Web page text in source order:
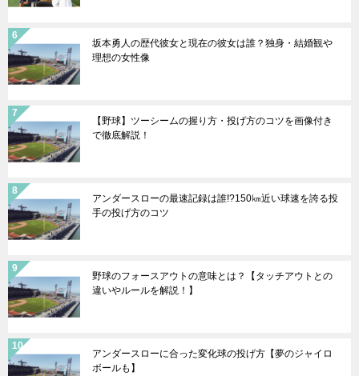
坂本勇人の歴代彼女と現在の彼女は誰？独身・結婚観や
理想の女性像
【野球】ツーシームの握り方・投げ方のコツを画像付き
で徹底解説！
アンダースローの最速記録は誰!?150㎞近い球速を誇る投
手の投げ方のコツ
野球のフォースアウトの意味とは？【タッチアウトとの
違いやルールを解説！】
アンダースローに合った変化球の投げ方【夢のジャイロ
ボールも】